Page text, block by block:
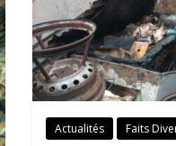
Actualités Faits